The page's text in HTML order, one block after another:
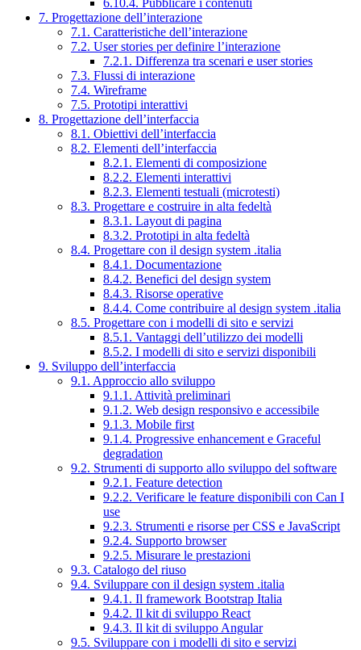
6.10.4. Pubblicare i contenuti
7. Progettazione dell’interazione
7.1. Caratteristiche dell’interazione
7.2. User stories per definire l’interazione
7.2.1. Differenza tra scenari e user stories
7.3. Flussi di interazione
7.4. Wireframe
7.5. Prototipi interattivi
8. Progettazione dell’interfaccia
8.1. Obiettivi dell’interfaccia
8.2. Elementi dell’interfaccia
8.2.1. Elementi di composizione
8.2.2. Elementi interattivi
8.2.3. Elementi testuali (microtesti)
8.3. Progettare e costruire in alta fedeltà
8.3.1. Layout di pagina
8.3.2. Prototipi in alta fedeltà
8.4. Progettare con il design system .italia
8.4.1. Documentazione
8.4.2. Benefici del design system
8.4.3. Risorse operative
8.4.4. Come contribuire al design system .italia
8.5. Progettare con i modelli di sito e servizi
8.5.1. Vantaggi dell’utilizzo dei modelli
8.5.2. I modelli di sito e servizi disponibili
9. Sviluppo dell’interfaccia
9.1. Approccio allo sviluppo
9.1.1. Attività preliminari
9.1.2. Web design responsivo e accessibile
9.1.3. Mobile first
9.1.4. Progressive enhancement e Graceful
degradation
9.2. Strumenti di supporto allo sviluppo del software
9.2.1. Feature detection
9.2.2. Verificare le feature disponibili con Can I
use
9.2.3. Strumenti e risorse per CSS e JavaScript
9.2.4. Supporto browser
9.2.5. Misurare le prestazioni
9.3. Catalogo del riuso
9.4. Sviluppare con il design system .italia
9.4.1. Il framework Bootstrap Italia
9.4.2. Il kit di sviluppo React
9.4.3. Il kit di sviluppo Angular
9.5. Sviluppare con i modelli di sito e servizi